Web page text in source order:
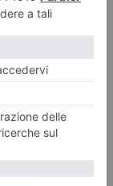
e Nagasaki